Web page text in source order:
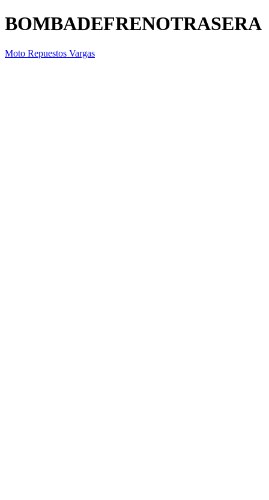
BOMBADEFRENOTRASERA
Moto Repuestos Vargas